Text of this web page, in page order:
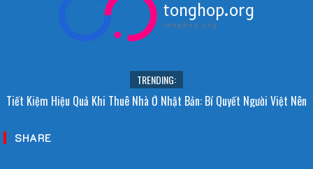
tonghop.org
tonghop.org
TRENDING:
Sao Người Nhật Không Ăn Hoa Quả Tự Trồng? Sự Thật Bất Ngờ Đằng
Tiết Kiệm Hiệu Quả Khi Thuê Nhà Ở Nhật Bản: Bí Quyết Người Việt Nên
SHARE